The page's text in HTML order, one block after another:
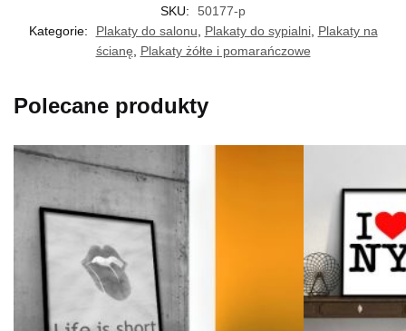
SKU:
50177-p
Kategorie:
Plakaty do salonu, Plakaty do sypialni, Plakaty na
ścianę, Plakaty żółte i pomarańczowe
Polecane produkty